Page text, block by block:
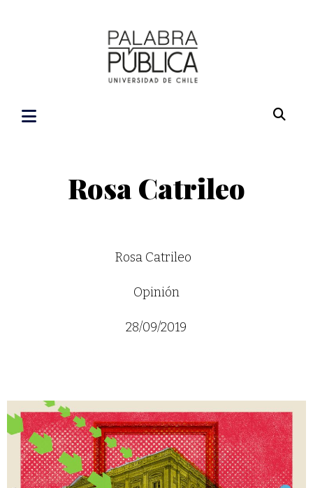
Rosa Catrileo
Rosa Catrileo
Opinión
28/09/2019